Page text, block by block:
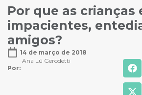
Por que as crianças
impacientes,
amigos?
14 de março de 2018
Por:
Ana Lú Gerodetti